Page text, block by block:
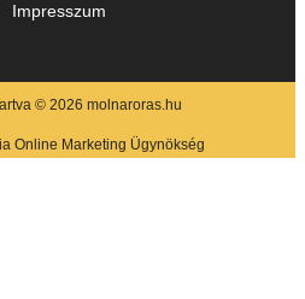
Impresszum
© 2026 molnaroras.hu
Online Marketing Ügynökség